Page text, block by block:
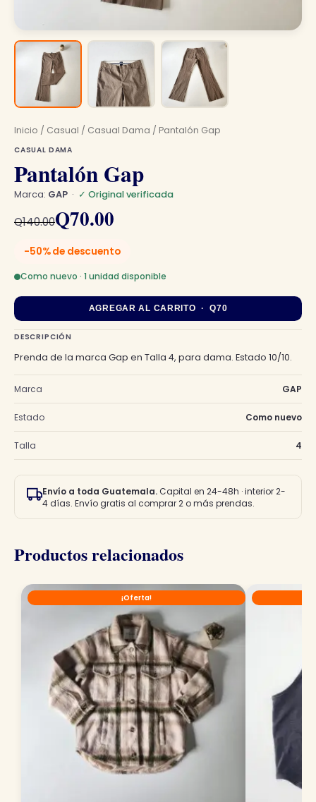
Inicio / Casual / Casual Dama / Pantalón Gap
CASUAL DAMA
Pantalón Gap
Marca: GAP · ✓ Original verificada
Q140.00
El
era:
Q140.00.
Q70.00
El
es:
Q70.00.
-50% de descuento
Como nuevo · 1 unidad disponible
AGREGAR AL CARRITO · Q70
DESCRIPCIÓN
Prenda de la marca Gap en Talla 4, para dama. Estado 10/10.
Marca GAP
Estado Como nuevo
Talla 4
Envío a toda Guatemala.Capital en 24-48h · interior 2-
4 días. Envío gratis al comprar 2 o más prendas.
Productos relacionados
¡Oferta!